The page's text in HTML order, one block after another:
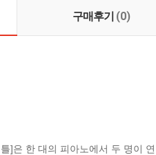
구매후기 (0)
]은 한 대의 피아노에서 두 명이